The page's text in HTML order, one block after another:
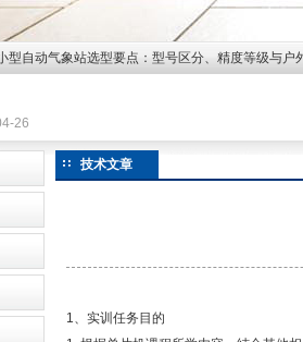
型自动气象站选型要点：型号区分、精度等级与户
26
技术文章
1、实训任务目的